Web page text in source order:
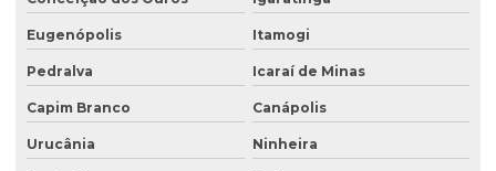
Eugenópolis Itamogi
Pedralva Icaraí de Minas
Capim Branco Canápolis
Urucânia Ninheira